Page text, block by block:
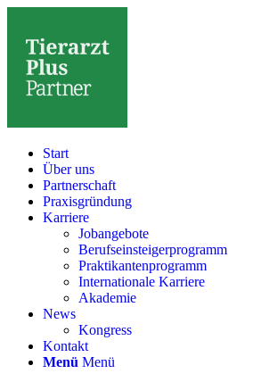
Start
Über uns
Partnerschaft
Praxisgründung
Karriere
Jobangebote
Berufseinsteigerprogramm
Praktikantenprogramm
Internationale Karriere
Akademie
News
Kongress
Kontakt
Menü Menü